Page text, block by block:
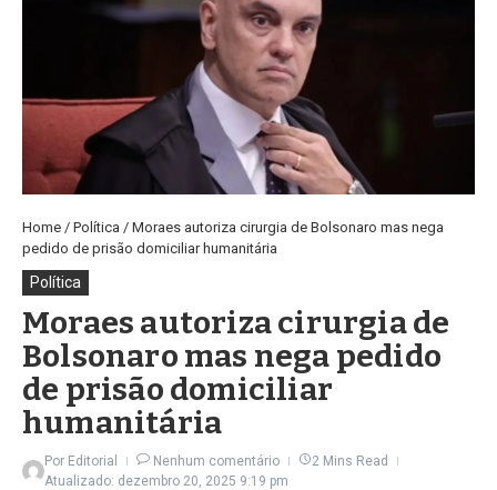
Home / Política / Moraes autoriza cirurgia de Bolsonaro mas nega
pedido de prisão domiciliar humanitária
Política
Moraes autoriza cirurgia de
Bolsonaro mas nega pedido
de prisão domiciliar
humanitária
Por Editorial Nenhum comentário
2 Mins Read
Atualizado: dezembro 20, 2025 9:19 pm